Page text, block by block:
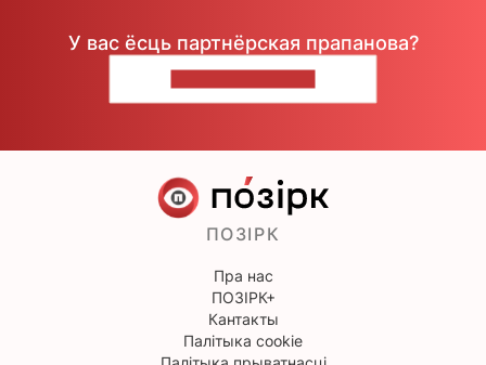
У вас ёсць партнёрская прапанова?
ПОЗІРК
Пра нас
ПОЗІРК+
Кантакты
Палітыка cookie